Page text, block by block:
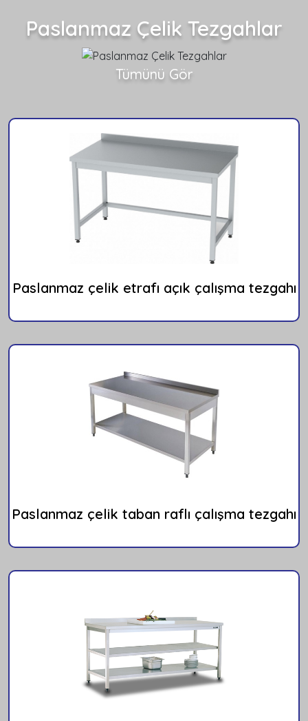
Paslanmaz Çelik Tezgahlar
Tümünü Gör
Paslanmaz çelik etrafı açık çalışma tezgahı
Paslanmaz çelik taban raflı çalışma tezgahı